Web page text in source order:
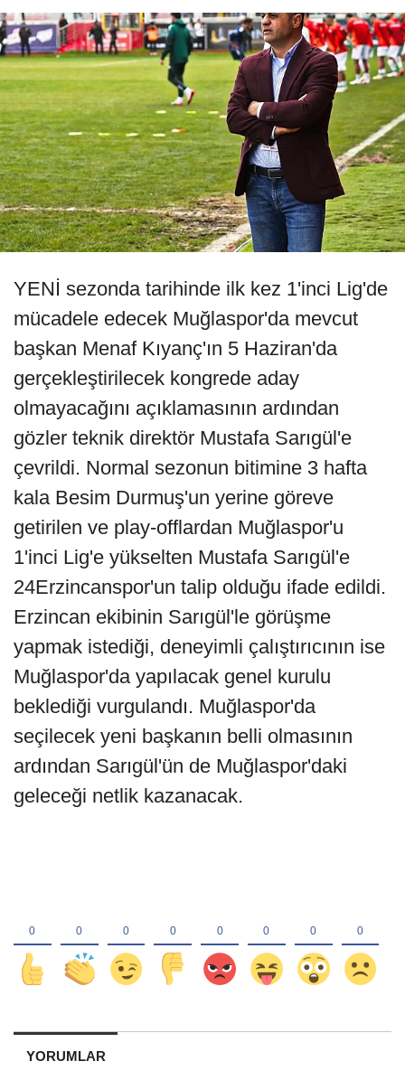
YENİ sezonda tarihinde ilk kez 1'inci Lig'de
mücadele edecek Muğlaspor'da mevcut
başkan Menaf Kıyanç'ın 5 Haziran'da
gerçekleştirilecek kongrede aday
olmayacağını açıklamasının ardından
gözler teknik direktör Mustafa Sarıgül'e
çevrildi. Normal sezonun bitimine 3 hafta
kala Besim Durmuş'un yerine göreve
getirilen ve play-offlardan Muğlaspor'u
1'inci Lig'e yükselten Mustafa Sarıgül'e
24Erzincanspor'un talip olduğu ifade edildi.
Erzincan ekibinin Sarıgül'le görüşme
yapmak istediği, deneyimli çalıştırıcının ise
Muğlaspor'da yapılacak genel kurulu
beklediği vurgulandı. Muğlaspor'da
seçilecek yeni başkanın belli olmasının
ardından Sarıgül'ün de Muğlaspor'daki
geleceği netlik kazanacak.
YORUMLAR